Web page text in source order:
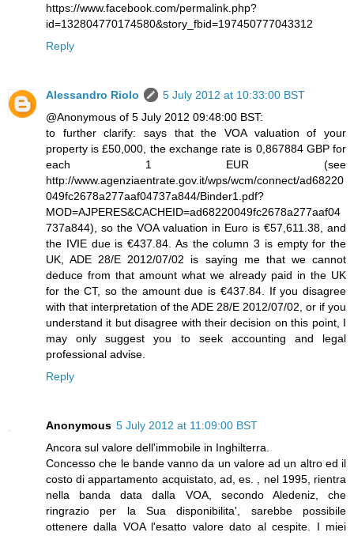
https://www.facebook.com/permalink.php?
id=132804770174580&story_fbid=197450777043312
Reply
Alessandro Riolo
5 July 2012 at 10:33:00 BST
@Anonymous of 5 July 2012 09:48:00 BST:
to further clarify: says that the VOA valuation of your
property is £50,000, the exchange rate is 0,867884 GBP for
each 1 EUR (see
http://www.agenziaentrate.gov.it/wps/wcm/connect/ad68220
049fc2678a277aaf04737a844/Binder1.pdf?
MOD=AJPERES&CACHEID=ad68220049fc2678a277aaf04
737a844), so the VOA valuation in Euro is €57,611.38, and
the IVIE due is €437.84. As the column 3 is empty for the
UK, ADE 28/E 2012/07/02 is saying me that we cannot
deduce from that amount what we already paid in the UK
for the CT, so the amount due is €437.84. If you disagree
with that interpretation of the ADE 28/E 2012/07/02, or if you
understand it but disagree with their decision on this point, I
may only suggest you to seek accounting and legal
professional advise.
Reply
Anonymous 5 July 2012 at 11:09:00 BST
Ancora sul valore dell'immobile in Inghilterra.
Concesso che le bande vanno da un valore ad un altro ed il
costo di appartamento acquistato, ad, es. , nel 1995, rientra
nella banda data dalla VOA, secondo Aledeniz, che
ringrazio per la Sua disponibilita', sarebbe possibile
ottenere dalla VOA l'esatto valore dato al cespite. I miei